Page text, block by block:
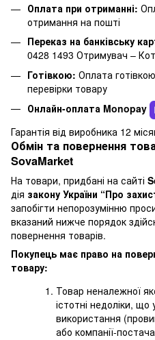
Оплата при отриманні:
отримання на пошті
Переказ на банківську
0428 1493 Отримувач –
Готівкою: Оплата
перевірки товару
Онлайн-оплата Monopay
Гарантія від виробника 12
Обмін та повернення
SovaMarket
На товари, придбані на сайті
дія закону України “Про
запобігти непорозумінню
вказаний нижче порядок
повернення товарів.
Покупець має право на
товару:
Товар неналежної
істотні недоліки,
використання
або компанії-